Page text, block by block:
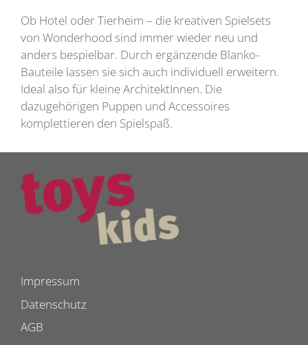
Ob Hotel oder Tierheim – die kreativen Spielsets
von Wonderhood sind immer wieder neu und
anders bespielbar. Durch ergänzende Blanko-
Bauteile lassen sie sich auch individuell erweitern.
Ideal also für kleine ArchitektInnen. Die
dazugehörigen Puppen und Accessoires
komplettieren den Spielspaß.
Impressum
Datenschutz
AGB